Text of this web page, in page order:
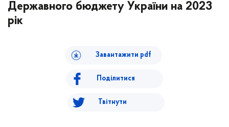
Державного бюджету України на 2023
рік
Завантажити pdf
Поділитися
Твітнути